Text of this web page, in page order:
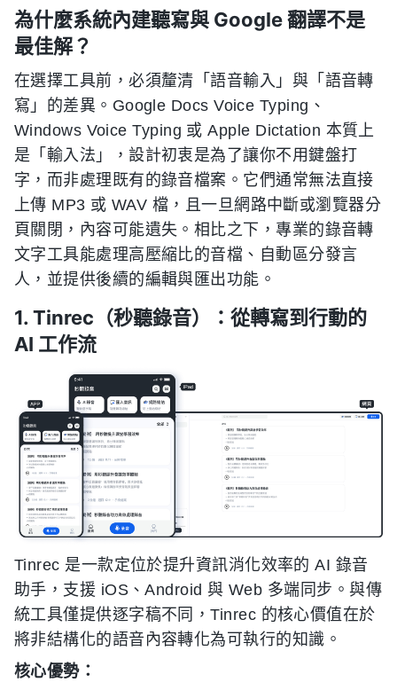
為什麼系統內建聽寫與 Google 翻譯不是
最佳解？
在選擇工具前，必須釐清「語音輸入」與「語音轉
寫」的差異。Google Docs Voice Typing、
Windows Voice Typing 或 Apple Dictation 本質上
是「輸入法」，設計初衷是為了讓你不用鍵盤打
字，而非處理既有的錄音檔案。它們通常無法直接
上傳 MP3 或 WAV 檔，且一旦網路中斷或瀏覽器分
頁關閉，內容可能遺失。相比之下，專業的錄音轉
文字工具能處理高壓縮比的音檔、自動區分發言
人，並提供後續的編輯與匯出功能。
1. Tinrec（秒聽錄音）：從轉寫到行動的
AI 工作流
Tinrec 是一款定位於提升資訊消化效率的 AI 錄音
助手，支援 iOS、Android 與 Web 多端同步。與傳
統工具僅提供逐字稿不同，Tinrec 的核心價值在於
將非結構化的語音內容轉化為可執行的知識。
核心優勢：